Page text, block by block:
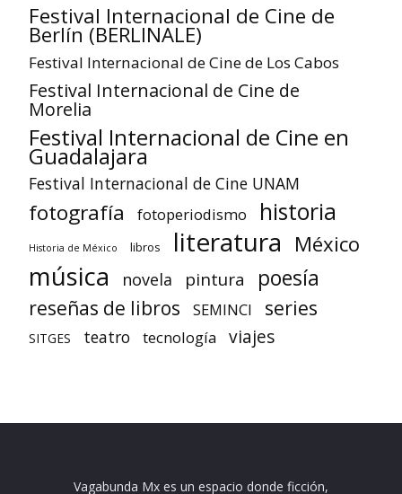
Festival Internacional de Cine de
Berlín (BERLINALE)
Festival Internacional de Cine de Los Cabos
Festival Internacional de Cine de
Morelia
Festival Internacional de Cine en
Guadalajara
Festival Internacional de Cine UNAM
fotografía fotoperiodismo historia
Historia de México libros literatura México
música novela pintura poesía
reseñas de libros SEMINCI series
SITGES teatro tecnología viajes
Vagabunda Mx es un espacio donde ficción,